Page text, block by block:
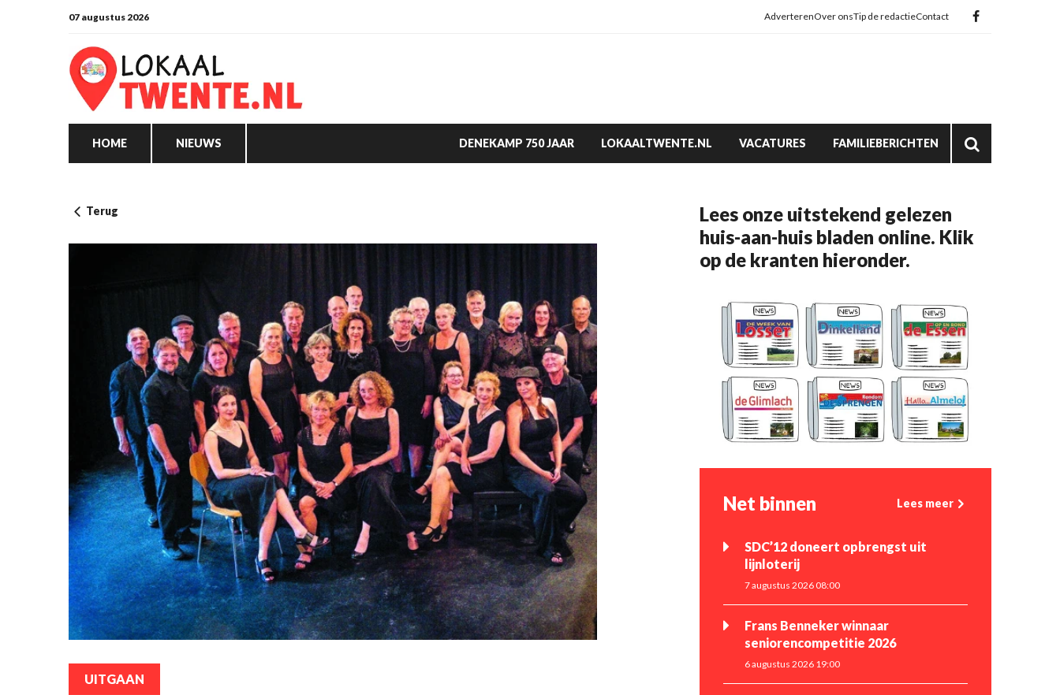
07 augustus 2026 AdverterenOver onsTip de redactieContact
HOME NIEUWS DENEKAMP 750 JAAR LOKAALTWENTE.NL VACATURES FAMILIEBERICHTEN
Terug
UITGAAN
Lees onze uitstekend gelezen
huis-aan-huis bladen online. Klik
op de kranten hieronder.
Net binnen Lees meer
SDC’12 doneert opbrengst uit
lijnloterij
7 augustus 2026 08:00
Frans Benneker winnaar
seniorencompetitie 2026
6 augustus 2026 19:00